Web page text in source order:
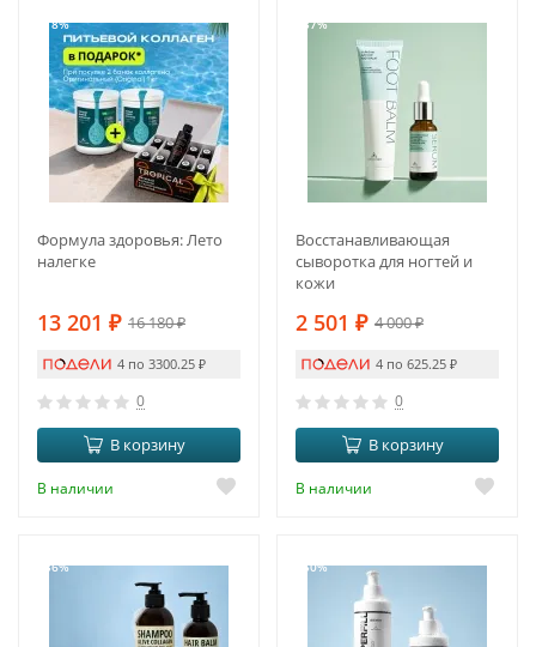
-18%
Формула здоровья: Лето
налегке
13 201 ₽ 16 180₽
4 по 3300.25 ₽
0
В корзину
В наличии
-37%
Восстанавливающая
сыворотка для ногтей и
кожи
2 501 ₽ 4 000₽
4 по 625.25 ₽
0
В корзину
В наличии
-36% -50%